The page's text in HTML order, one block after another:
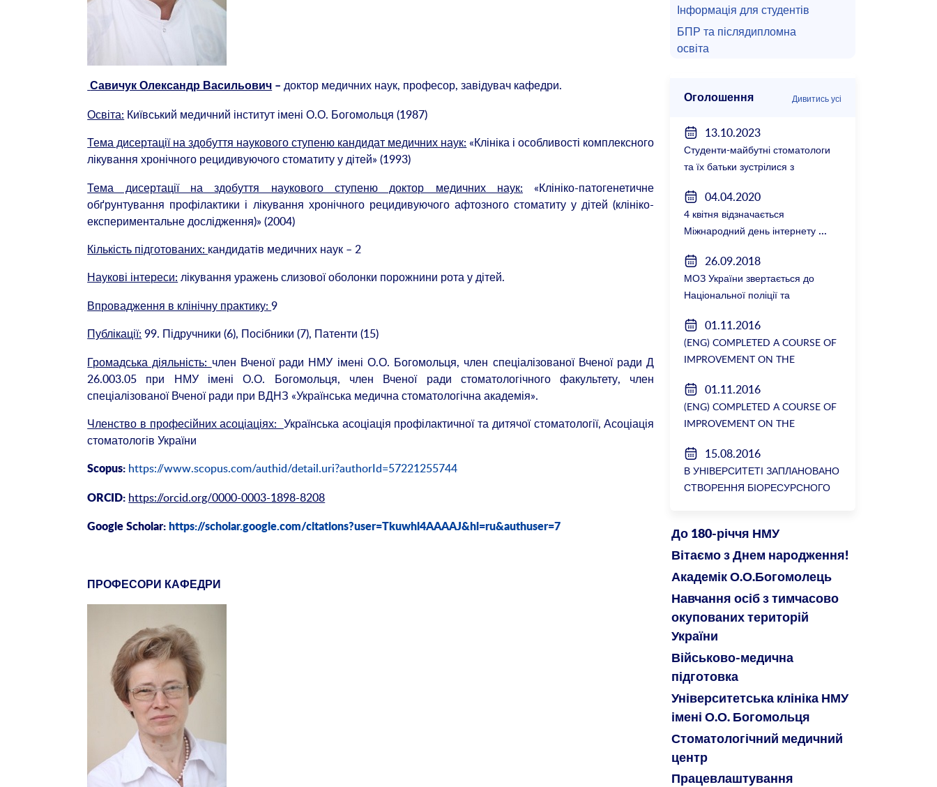
Савичук Олександр Васильович –доктор медичних наук, професор, завідувач кафедри.
Освіта: Київський медичний інститут імені О.О. Богомольця (1987)
Тема дисертації на здобуття наукового ступеню кандидат медичних наук: «Клініка і особливості комплексного
лікування хронічного рецидивуючого стоматиту у дітей» (1993)
Тема дисертації на здобуття наукового ступеню доктор медичних наук: «Клініко-патогенетичне
обґрунтування профілактики і лікування хронічного рецидивуючого афтозного стоматиту у дітей (клініко-
експериментальне дослідження)» (2004)
Кількість підготованих: кандидатів медичних наук – 2
Наукові інтереси: лікування уражень слизової оболонки порожнини рота у дітей.
Впровадження в клінічну практику:9
Публікації: 99. Підручники (6), Посібники (7), Патенти (15)
Громадська діяльність: член Вченої ради НМУ імені О.О. Богомольця, член спеціалізованої Вченої ради Д
26.003.05 при НМУ імені О.О. Богомольця, член Вченої ради стоматологічного факультету, член
спеціалізованої Вченої ради при ВДНЗ «Українська медична стоматологічна академія».
Членство в професійних асоціаціях: Українська асоціація профілактичної та дитячої стоматології, Асоціація
стоматологів України
Scopus: https://www.scopus.com/authid/detail.uri?authorId=57221255744
ORCID: https://orcid.org/0000-0003-1898-8208
Google Scholar: https://scholar.google.com/citations?user=Tkuwhl4AAAAJ&hl=ru&authuser=7
ПРОФЕСОРИ КАФЕДРИ
Інформація для студентів
БПР та післядипломна
освіта
Оголошення Дивитись усі
13.10.2023
Студенти-майбутні стоматологи
та їх батьки зустрілися з
04.04.2020
4 квітня відзначається
Міжнародний день інтернету
26.09.2018
МОЗ України звертається до
Національної поліції та
вимогою розслідування низки
зухвалих злочинів екс-ректорки
НМУ Катерини Амосової
01.11.2016
(ENG) COMPLETED A COURSE OF
IMPROVEMENT ON THE
SURGERY №2
01.11.2016
(ENG) COMPLETED A COURSE OF
IMPROVEMENT ON THE
SURGERY №2
15.08.2016
В УНІВЕРСИТЕТІ ЗАПЛАНОВАНО
СТВОРЕННЯ БІОРЕСУРСНОГО
До 180-річчя НМУ
Вітаємо з Днем народження!
Академік О.О.Богомолець
Навчання осіб з тимчасово
окупованих територій
України
Військово-медична
підготовка
Університетська клініка НМУ
імені О.О. Богомольця
Стоматологічний медичний
центр
Працевлаштування